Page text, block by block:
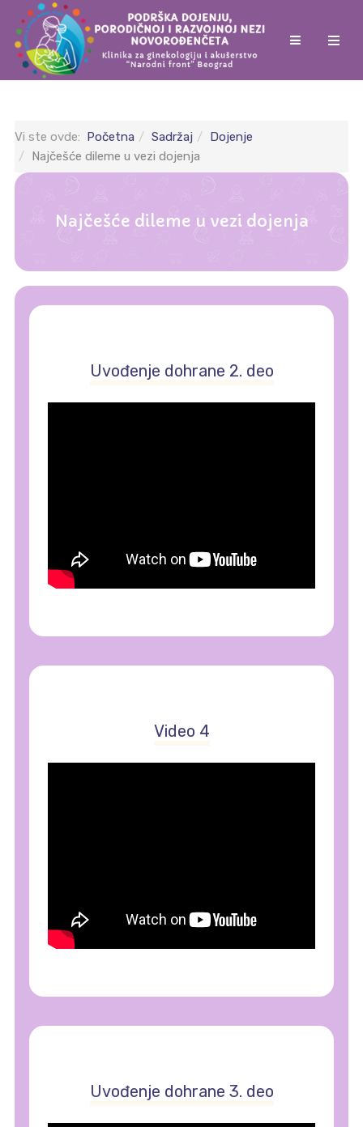
Vi ste ovde: Početna Sadržaj
Dojenje
Najčešće dileme u vezi dojenja
Najčešće dileme u vezi dojenja
Uvođenje dohrane 2. deo
Video 4
Uvođenje dohrane 3. deo